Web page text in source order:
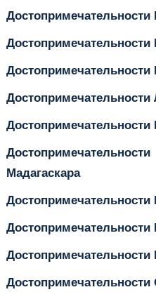
Достопримечательности
Достопримечательности
Достопримечательности
Достопримечательности
Мадагаскара
Достопримечательности